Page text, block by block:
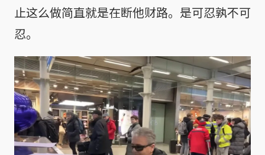
止这么做简直就是在断他财路。是可忍孰不可
忍。